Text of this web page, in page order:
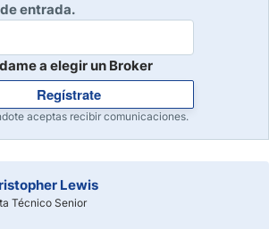
entrada.
a elegir un Broker
Regístrate
aceptas recibir comunicaciones.
Lewis
Técnico Senior